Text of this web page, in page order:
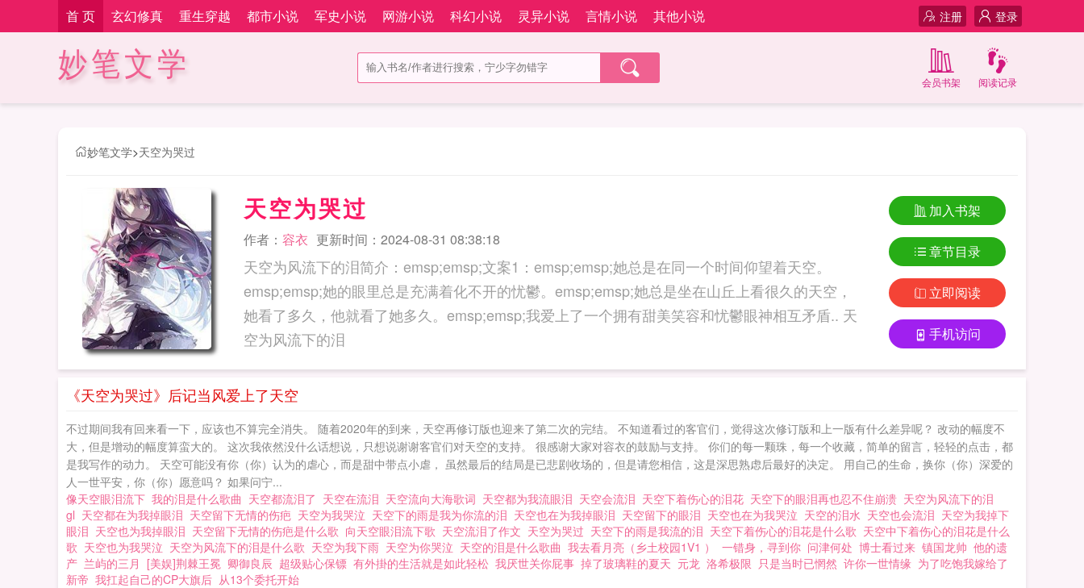
首 页 玄幻修真 重生穿越 都市小说 军史小说 网游小说 科幻小说 灵异小说 言情小说 其他小说 登录
注册
妙笔文学 阅读记录
会员书架
妙笔文学>天空为哭过
天空为哭过
作者： 容衣 更新时间：2024-08-31 08:38:18
天空为风流下的泪简介：emsp;emsp;文案1：emsp;emsp;她总是在同一个时间仰望着天空。
emsp;emsp;她的眼里总是充满着化不开的忧鬱。emsp;emsp;她总是坐在山丘上看很久的天空，
她看了多久，他就看了她多久。emsp;emsp;我爱上了一个拥有甜美笑容和忧鬱眼神相互矛盾.. 天
空为风流下的泪
加入书架
章节目录
立即阅读
手机访问
《天空为哭过》后记当风爱上了天空
不过期间我有回来看一下，应该也不算完全消失。 随着2020年的到来，天空再修订版也迎来了第二次的完结。 不知道看过的客官们，觉得这次修订版和上一版有什么差异呢？ 改动的幅度不
大，但是增动的幅度算蛮大的。 这次我依然没什么话想说，只想说谢谢客官们对天空的支持。 很感谢大家对容衣的鼓励与支持。 你们的每一颗珠，每一个收藏，简单的留言，轻轻的点击，都
是我写作的动力。 天空可能没有你（你）认为的虐心，而是甜中带点小虐， 虽然最后的结局是已悲剧收场的，但是请您相信，这是深思熟虑后最好的决定。 用自己的生命，换你（你）深爱的
人一世平安，你（你）愿意吗？ 如果问宁...
像天空眼泪流下 我的泪是什么歌曲 天空都流泪了 天空在流泪 天空流向大海歌词 天空都为我流眼泪 天空会流泪 天空下着伤心的泪花 天空下的眼泪再也忍不住崩溃 天空为风流下的泪
gl 天空都在为我掉眼泪 天空留下无情的伤疤 天空为我哭泣 天空下的雨是我为你流的泪 天空也在为我掉眼泪 天空留下的眼泪 天空也在为我哭泣 天空的泪水 天空也会流泪 天空为我掉下
眼泪 天空也为我掉眼泪 天空留下无情的伤疤是什么歌 向天空眼泪流下歌 天空流泪了作文 天空为哭过 天空下的雨是我流的泪 天空下着伤心的泪花是什么歌 天空中下着伤心的泪花是什么
歌 天空也为我哭泣 天空为风流下的泪是什么歌 天空为我下雨 天空为你哭泣 天空的泪是什么歌曲 我去看月亮（乡土校园1V1 ） 一错身，寻到你 问津何处 博士看过来 镇国龙帅 他的遗
产 兰屿的三月 [美娱]荆棘王冕 卿御良辰 超级贴心保镖 有外掛的生活就是如此轻松 我厌世关你屁事 掉了玻璃鞋的夏天 元龙 洛希极限 只是当时已惘然 许你一世情缘 为了吃饱我嫁给了
新帝 我扛起自己的CP大旗后 从13个委托开始